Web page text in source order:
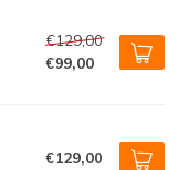
€129,00
€99,00
€129,00